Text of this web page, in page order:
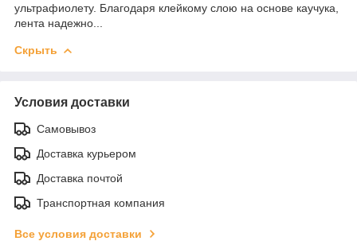
ультрафиолету. Благодаря клейкому слою на основе каучука,
лента надежно...
Скрыть
Условия доставки
Самовывоз
Доставка курьером
Доставка почтой
Транспортная компания
Все условия доставки